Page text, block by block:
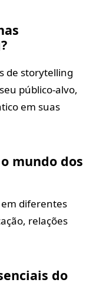
de storytelling
público-alvo,
em suas
mundo dos
diferentes
relações
do